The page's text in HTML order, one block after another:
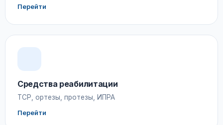
Перейти
Средства реабилитации
ТСР, ортезы, протезы, ИПРА
Перейти